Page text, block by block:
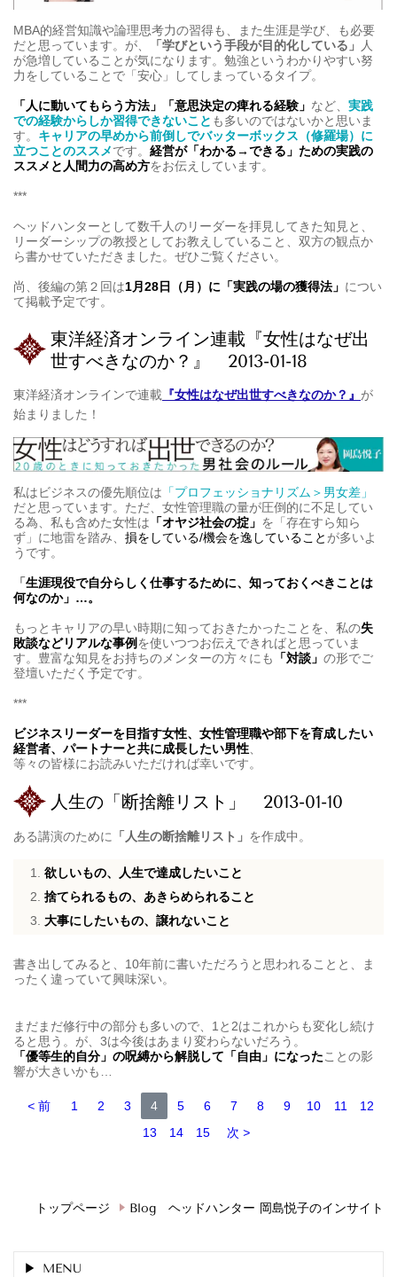
MBA的経営知識や論理思考力の習得も、また生涯是学び、も必要
だと思っています。が、
「学びという手段が目的化している」
人
が急増していることが気になります。勉強というわかりやすい努
力をしていることで「安心」してしまっているタイプ。
「人に動いてもらう方法」「意思決定の痺れる経験」 など、 実践
での経験からしか習得できないこと も多いのではないかと思いま
す。 キャリアの早めから前倒しでバッターボックス（修羅場）に
立つことのススメです。 経営が「わかる→できる」ための実践の
ススメと人間力の高め方をお伝えしています。
***
ヘッドハンターとして数千人のリーダーを拝見してきた知見と、
リーダーシップの教授としてお教えしていること、双方の観点か
ら書かせていただきました。ぜひご覧ください。
尚、後編の第２回は1月28日（月）に「実践の場の獲得法」 につい
て掲載予定です。
東洋経済オンライン連載『女性はなぜ出
世すべきなのか？』 2013-01-18
東洋経済オンラインで連載 『女性はなぜ出世すべきなのか？』 が
始まりました！
私はビジネスの優先順位は 「プロフェッショナリズム＞男女差」
だと思っています。ただ、女性管理職の量が圧倒的に不足してい
る為、私も含めた女性は 「オヤジ社会の掟」 を「存在すら知ら
ず」に地雷を踏み、 損をしている/機会を逸していること が多いよ
うです。
「 生涯現役で自分らしく仕事するために、知っておくべきことは
何なのか」…。
もっとキャリアの早い時期に知っておきたかったことを、私の失
敗談などリアルな事例を使いつつお伝えできればと思っていま
す。豊富な知見をお持ちのメンターの方々にも
「対談」 の形でご
登壇いただく予定です。
***
ビジネスリーダーを目指す女性、女性管理職や部下を育成したい
経営者、パートナーと共に成長したい男性、
等々の皆様にお読みいただければ幸いです。
人生の「断捨離リスト」 2013-01-10
ある講演のために 「人生の断捨離リスト」 を作成中。
欲しいもの、人生で達成したいこと
捨てられるもの、あきらめられること
大事にしたいもの、譲れないこと
書き出してみると、10年前に書いただろうと思われることと、ま
ったく違っていて興味深い。
まだまだ修行中の部分も多いので、1と2はこれからも変化し続け
ると思う。が、3は今後はあまり変わらないだろう。
「優等生的自分」の呪縛から解脱して「自由」になったことの影
響が大きいかも…
前 1 2 3 4 5 6 7 8 9 10 11
12
13
14 15 次
トップページ Blog ヘッドハンター 岡島悦子のインサイト
MENU